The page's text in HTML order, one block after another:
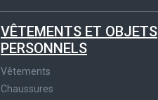
VÊTEMENTS ET OBJETS
PERSONNELS
Vêtements
Chaussures